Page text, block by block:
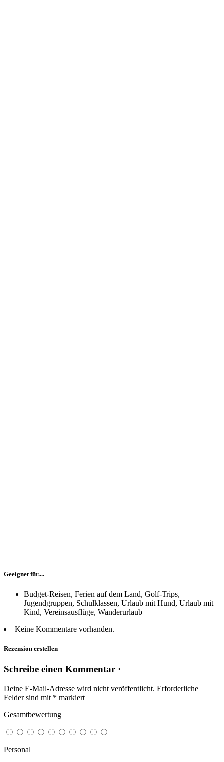
Geeignet für....
Budget-Reisen, Ferien auf dem Land, Golf-Trips,
Jugendgruppen, Schulklassen, Urlaub mit Hund, Urlaub mit
Kind, Vereinsausflüge, Wanderurlaub
Keine Kommentare vorhanden.
Rezension erstellen
Schreibe einen Kommentar ·
Deine E-Mail-Adresse wird nicht veröffentlicht. Erforderliche
Felder sind mit * markiert
Gesamtbewertung
Personal